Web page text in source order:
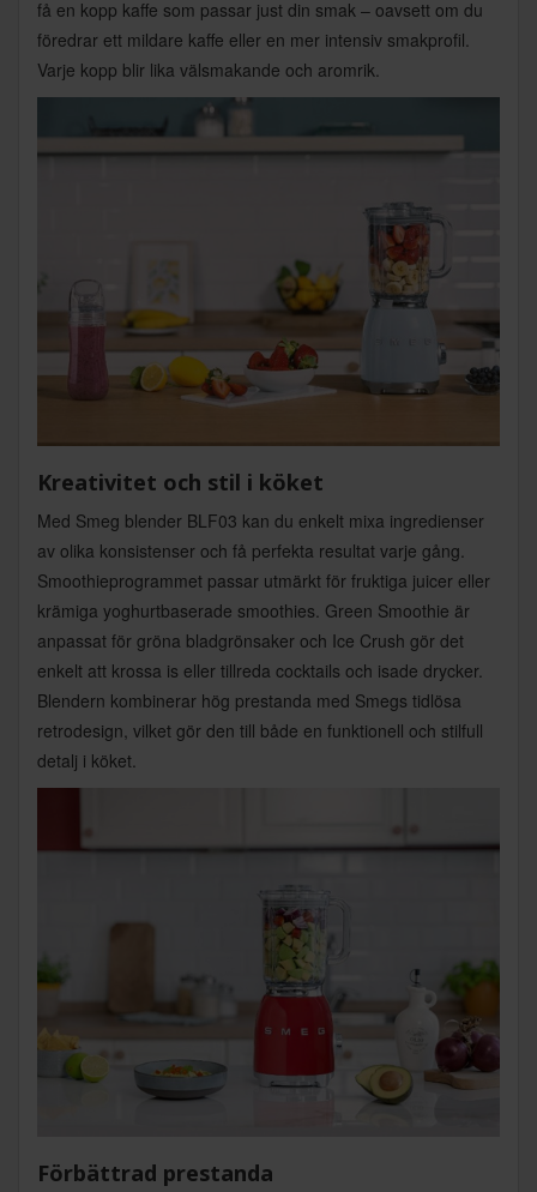
få en kopp kaffe som passar just din smak – oavsett om du
föredrar ett mildare kaffe eller en mer intensiv smakprofil.
Varje kopp blir lika välsmakande och aromrik.
Kreativitet och stil i köket
Med Smeg blender BLF03 kan du enkelt mixa ingredienser
av olika konsistenser och få perfekta resultat varje gång.
Smoothieprogrammet passar utmärkt för fruktiga juicer eller
krämiga yoghurtbaserade smoothies. Green Smoothie är
anpassat för gröna bladgrönsaker och Ice Crush gör det
enkelt att krossa is eller tillreda cocktails och isade drycker.
Blendern kombinerar hög prestanda med Smegs tidlösa
retrodesign, vilket gör den till både en funktionell och stilfull
detalj i köket.
Förbättrad prestanda